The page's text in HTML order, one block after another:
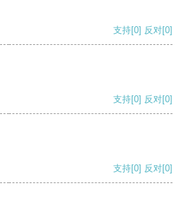
支持[0] 反对[0]
支持[0] 反对[0]
支持[0] 反对[0]